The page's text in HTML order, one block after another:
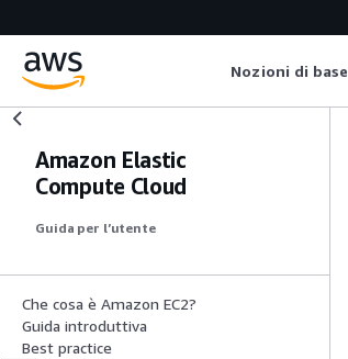
Nozioni di base
Amazon Elastic
Compute Cloud
Guida per l’utente
Che cosa è Amazon EC2?
Guida introduttiva
Best practice